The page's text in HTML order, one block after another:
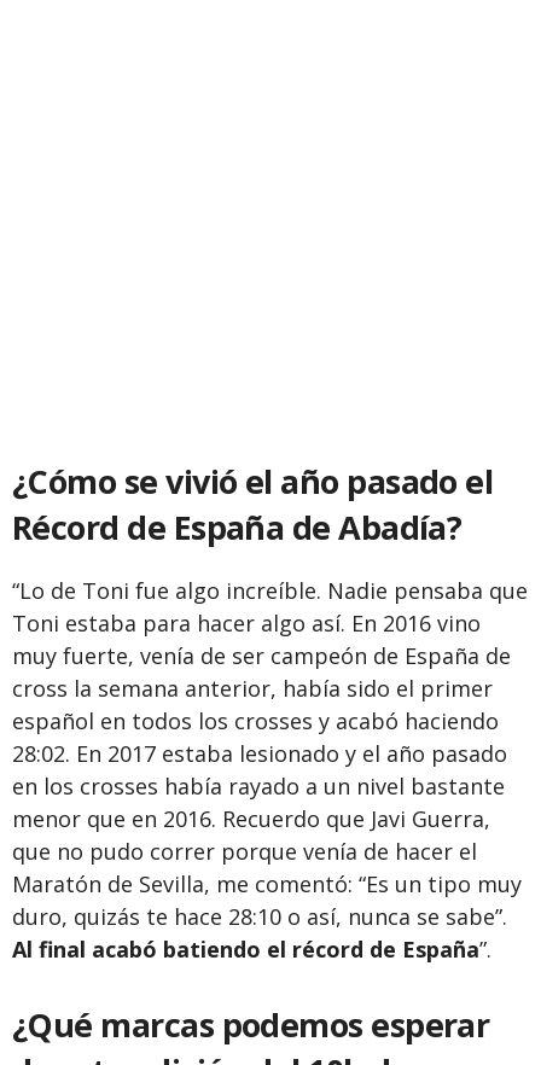
¿Cómo se vivió el año pasado el
Récord de España de Abadía?
“Lo de Toni fue algo increíble. Nadie pensaba que
Toni estaba para hacer algo así. En 2016 vino
muy fuerte, venía de ser campeón de España de
cross la semana anterior, había sido el primer
español en todos los crosses y acabó haciendo
28:02. En 2017 estaba lesionado y el año pasado
en los crosses había rayado a un nivel bastante
menor que en 2016. Recuerdo que Javi Guerra,
que no pudo correr porque venía de hacer el
Maratón de Sevilla, me comentó: “Es un tipo muy
duro, quizás te hace 28:10 o así, nunca se sabe”.
Al final acabó batiendo el récord de España”.
¿Qué marcas podemos esperar